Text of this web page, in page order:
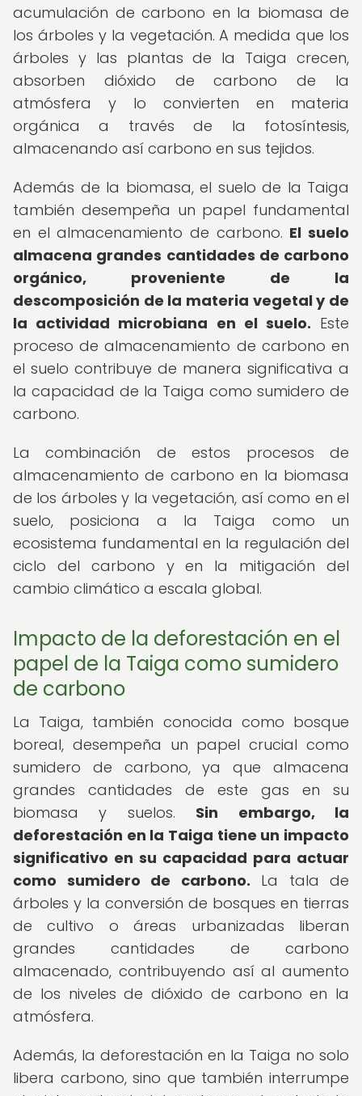
acumulación de carbono en la biomasa de
los árboles y la vegetación. A medida que los
árboles y las plantas de la Taiga crecen,
absorben dióxido de carbono de la
atmósfera y lo convierten en materia
orgánica a través de la fotosíntesis,
almacenando así carbono en sus tejidos.
Además de la biomasa, el suelo de la Taiga
también desempeña un papel fundamental
en el almacenamiento de carbono. El suelo
almacena grandes cantidades de carbono
orgánico, proveniente de la
descomposición de la materia vegetal y de
la actividad microbiana en el suelo. Este
proceso de almacenamiento de carbono en
el suelo contribuye de manera significativa a
la capacidad de la Taiga como sumidero de
carbono.
La combinación de estos procesos de
almacenamiento de carbono en la biomasa
de los árboles y la vegetación, así como en el
suelo, posiciona a la Taiga como un
ecosistema fundamental en la regulación del
ciclo del carbono y en la mitigación del
cambio climático a escala global.
Impacto de la deforestación en el
papel de la Taiga como sumidero
de carbono
La Taiga, también conocida como bosque
boreal, desempeña un papel crucial como
sumidero de carbono, ya que almacena
grandes cantidades de este gas en su
biomasa y suelos. Sin embargo, la
deforestación en la Taiga tiene un impacto
significativo en su capacidad para actuar
como sumidero de carbono. La tala de
árboles y la conversión de bosques en tierras
de cultivo o áreas urbanizadas liberan
grandes cantidades de carbono
almacenado, contribuyendo así al aumento
de los niveles de dióxido de carbono en la
atmósfera.
Además, la deforestación en la Taiga no solo
libera carbono, sino que también interrumpe